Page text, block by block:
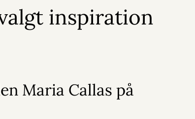
inspiration
Maria Callas på